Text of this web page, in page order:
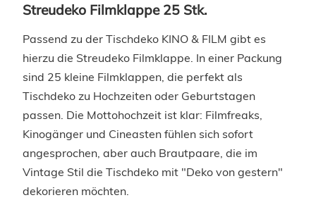
Streudeko Filmklappe 25 Stk.
Passend zu der Tischdeko KINO & FILM gibt es
hierzu die Streudeko Filmklappe. In einer Packung
sind 25 kleine Filmklappen, die perfekt als
Tischdeko zu Hochzeiten oder Geburtstagen
passen. Die Mottohochzeit ist klar: Filmfreaks,
Kinogänger und Cineasten fühlen sich sofort
angesprochen, aber auch Brautpaare, die im
Vintage Stil die Tischdeko mit "Deko von gestern"
dekorieren möchten.